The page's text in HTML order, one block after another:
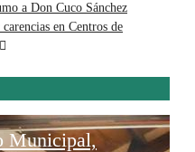
a Don Cuco Sánchez
en Centros de
Municipal,